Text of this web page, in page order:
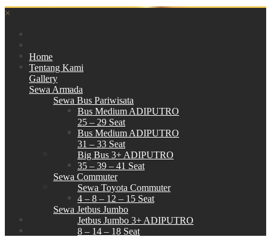
×
Home
Tentang Kami
Gallery
Sewa Armada
Sewa Bus Pariwisata
Bus Medium ADIPUTRO
25 – 29 Seat
Bus Medium ADIPUTRO
31 – 33 Seat
Big Bus 3+ ADIPUTRO
35 – 39 – 41 Seat
Sewa Commuter
Sewa Toyota Commuter
4 – 8 – 12 – 15 Seat
Sewa Jetbus Jumbo
Jetbus Jumbo 3+ ADIPUTRO
8 – 14 – 18 Seat